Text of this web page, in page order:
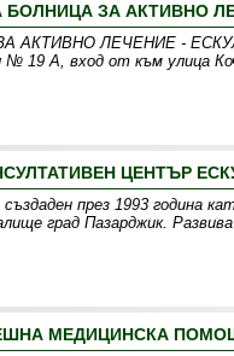
ЗА АКТИВНО
ЛЕЧЕНИЕ - ЕСКУЛАП
№ 19 А, вход от към улица
ЦЕНТЪР
през 1993 година
град Пазарджик.
МЕДИЦИНСКА